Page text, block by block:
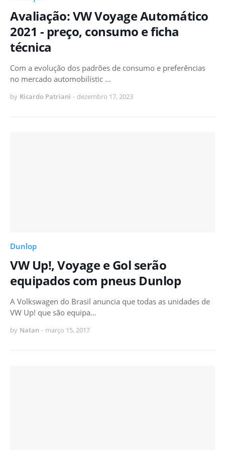
Avaliação: VW Voyage Automático
2021 - preço, consumo e ficha
técnica
Com a evolução dos padrões de consumo e preferências
no mercado automobilístic …
by Ricardo Patriani - dezembro 17, 2023
Dunlop
VW Up!, Voyage e Gol serão
equipados com pneus Dunlop
A Volkswagen do Brasil anuncia que todas as unidades de
VW Up! que são equipa…
by Natan - março 15, 2017